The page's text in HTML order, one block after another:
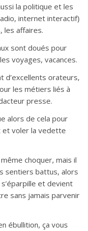
la politique et les
internet interactif)
les affaires.
sont doués pour
voyages, vacances.
d’excellents orateurs,
les métiers liés à
presse.
alors de cela pour
et voler la vedette
choquer, mais il
sentiers battus, alors
et devient
sans jamais parvenir
ébullition, ça vous